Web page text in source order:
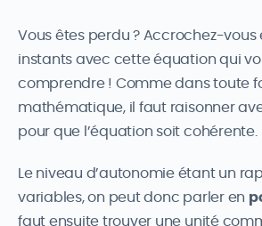
Vous êtes perdu ? Accrochez-
instants avec cette équation qui
comprendre ! Comme dans toute
mathématique, il faut raisonner
pour que l’équation soit cohérente.
Le niveau d’autonomie étant un
variables, on peut donc parler en
faut ensuite trouver une unité